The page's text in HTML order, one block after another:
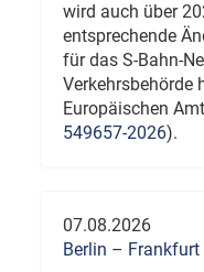
wird auch über
entsprechende
für das S-Bahn-
Verkehrsbehörde
Europäischen
549657-2026).
07.08.2026
Berlin – Frankfurt